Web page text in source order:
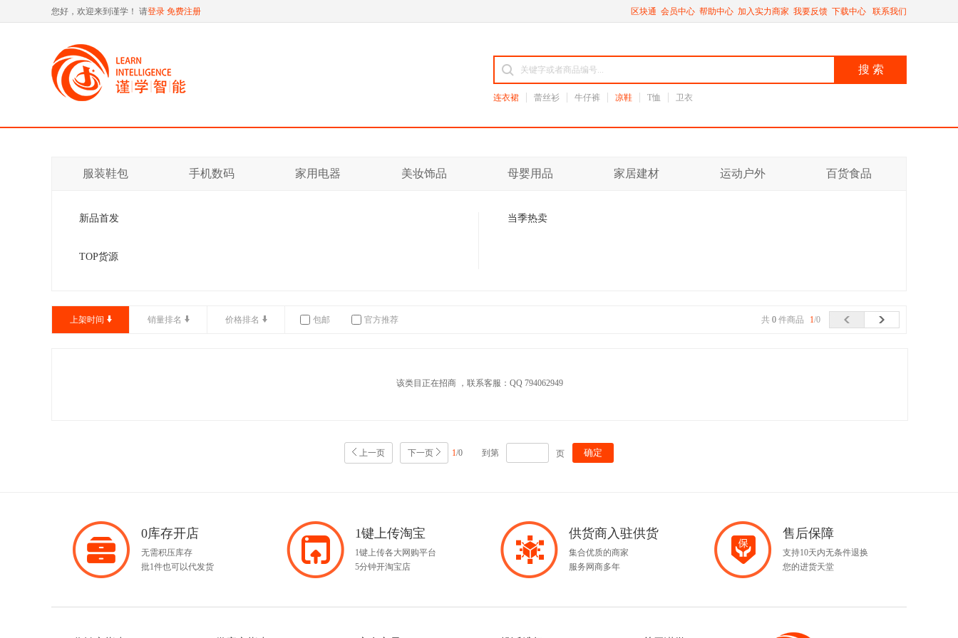
您好，欢迎来到谨学！ 请登录 免费注册 区块通 会员中心 帮助中心 加入实力商家 我要反馈 下载中心 联系我们
搜 索
连衣裙 蕾丝衫 牛仔裤 凉鞋 T恤 卫衣
服装鞋包 手机数码 家用电器 美妆饰品 母婴用品 家居建材 运动户外 百货食品
新品首发
TOP货源
当季热卖
上架时间 销量排名 价格排名 包邮 官方推荐 共 0 件商品 1/0
该类目正在招商 ，联系客服：QQ 794062949
上一页 下一页 1/0 到第 页 确定
0库存开店
无需积压库存
批1件也可以代发货
1键上传淘宝
1键上传各大网购平台
5分钟开淘宝店
供货商入驻供货
集合优质的商家
服务网商多年
售后保障
支持10天内无条件退换
您的进货天堂